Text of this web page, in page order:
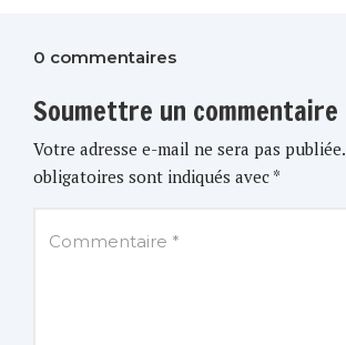
0 commentaires
Soumettre un commentaire
Votre adresse e-mail ne sera pas publiée.
obligatoires sont indiqués avec *